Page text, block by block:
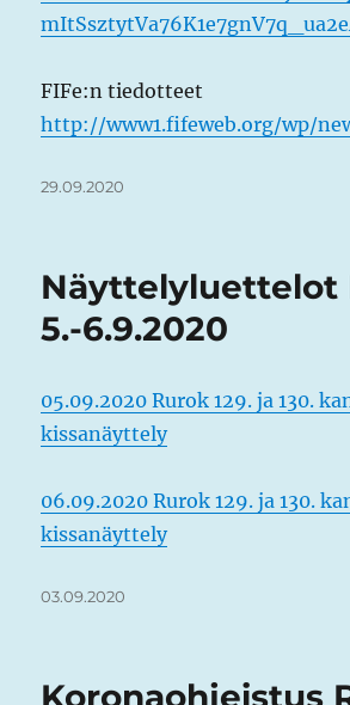
FIFe:n tiedotteet
http://www1.fifeweb.org/wp/
Julkaistu
29.09.2020
Näyttelyluettelot
5.-6.9.2020
05.09.2020 Rurok 129. ja 130.
kissanäyttely
06.09.2020 Rurok 129. ja 130.
kissanäyttely
Julkaistu
03.09.2020